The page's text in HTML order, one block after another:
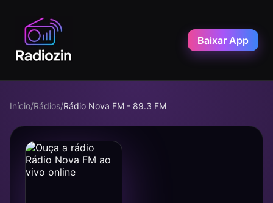
Baixar App
Início/Rádios/Rádio Nova FM - 89.3 FM